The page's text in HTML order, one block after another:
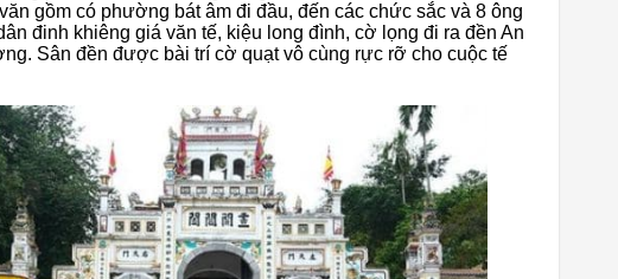
gồm có phường bát âm đi đầu, đến các chức sắc và 8 ông
đinh khiêng giá văn tế, kiệu long đình, cờ lọng đi ra đền An
Sân đền được bài trí cờ quạt vô cùng rực rỡ cho cuộc tế